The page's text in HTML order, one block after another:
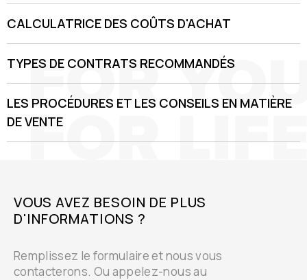
CALCULATRICE DES COÛTS D'ACHAT
TYPES DE CONTRATS RECOMMANDÉS
LES PROCÉDURES ET LES CONSEILS EN MATIÈRE
DE VENTE
VOUS AVEZ BESOIN DE PLUS
D'INFORMATIONS ?
Remplissez le formulaire et nous vous
contacterons. Ou appelez-nous au